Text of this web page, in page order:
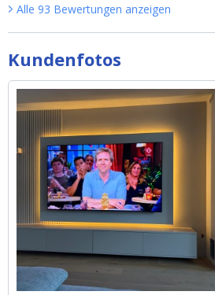
Alle 93 Bewertungen anzeigen
Kundenfotos